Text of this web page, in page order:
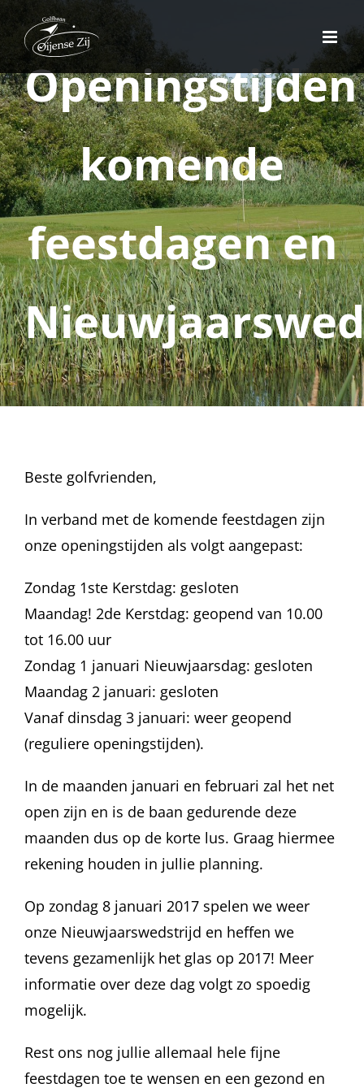
Ga
naar
inhoudOpeningstijden
komende
feestdagen en
Beste golfvrienden,
In verband met de komende feestdagen zijn
onze openingstijden als volgt aangepast:
Zondag 1ste Kerstdag: gesloten
Maandag! 2de Kerstdag: geopend van 10.00
tot 16.00 uur
Zondag 1 januari Nieuwjaarsdag: gesloten
Maandag 2 januari: gesloten
Vanaf dinsdag 3 januari: weer geopend
(reguliere openingstijden).
In de maanden januari en februari zal het net
open zijn en is de baan gedurende deze
maanden dus op de korte lus. Graag hiermee
rekening houden in jullie planning.
Op zondag 8 januari 2017 spelen we weer
onze Nieuwjaarswedstrijd en heffen we
tevens gezamenlijk het glas op 2017! Meer
informatie over deze dag volgt zo spoedig
mogelijk.
Rest ons nog jullie allemaal hele fijne
feestdagen toe te wensen en een gezond en